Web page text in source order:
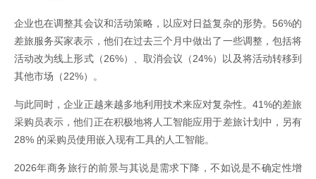
企业也在调整其会议和活动策略，以应对日益复杂的形势。56%的
差旅服务买家表示，他们在过去三个月中做出了一些调整，包括将
活动改为线上形式（26%）、取消会议（24%）以及将活动转移到
其他市场（22%）。
与此同时，企业正越来越多地利用技术来应对复杂性。41%的差旅
采购员表示，他们正在积极地将人工智能应用于差旅计划中，另有
28% 的采购员使用嵌入现有工具的人工智能。
2026年商务旅行的前景与其说是需求下降，不如说是不确定性增